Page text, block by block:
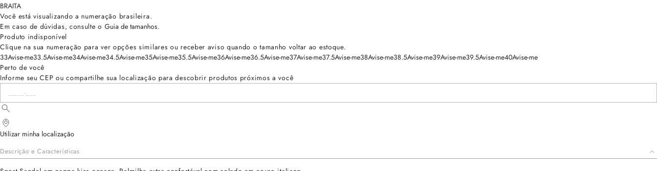
BRAITA
Você está visualizando a numeração brasileira.
Em caso de dúvidas, consulte o Guia de tamanhos.
Produto indisponível
Clique na sua numeração para ver opções similares ou receber aviso quando o tamanho voltar ao estoque.
33Avise-me33.5Avise-me34Avise-me34.5Avise-me35Avise-me35.5Avise-me36Avise-me36.5Avise-me37Avise-me37.5Avise-me38Avise-me38.5Avise-me39Avise-me39.5Avise-me40Avise-me
Perto de você
Informe seu CEP ou compartilhe sua localização para descobrir produtos próximos a você
Utilizar minha localização
Descrição e Características